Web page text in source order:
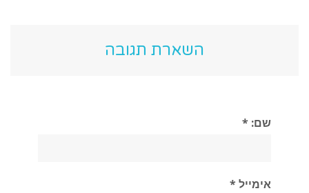
השארת תגובה
שם: *
אימייל *